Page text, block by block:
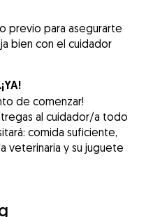
previo para asegurarte
bien con el cuidador
de comenzar!
al cuidador/a todo
comida suficiente,
veterinaria y su juguete